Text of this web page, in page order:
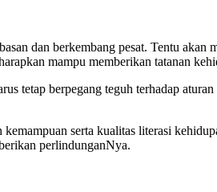
dan berkembang pesat. Tentu
mampu memberikan tatanan
tetap berpegang teguh terhadap
serta kualitas literasi
perlindunganNya.